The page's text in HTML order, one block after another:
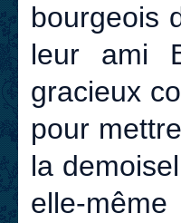
bourgeois
leur ami
gracieux
pour
la
elle-